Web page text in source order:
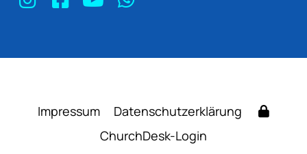
Impressum
Datenschutzerklärung
ChurchDesk-Login